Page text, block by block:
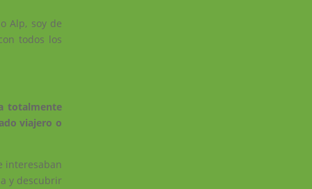
Alp, soy de
todos los
totalmente
viajero o
interesaban
y descubrir